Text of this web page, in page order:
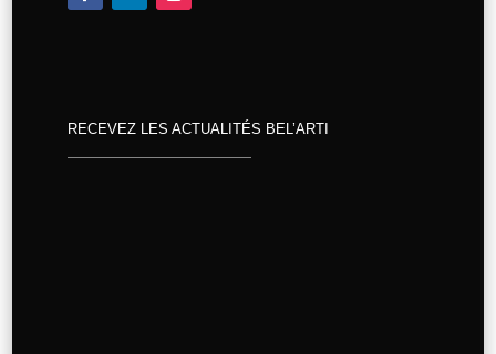
RECEVEZ LES ACTUALITÉS BEL’ARTI